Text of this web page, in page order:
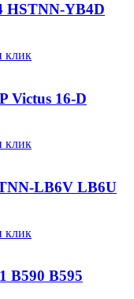
HSTNN-YB4D
клик
Victus 16-D
клик
LB6V LB6U
клик
B590 B595